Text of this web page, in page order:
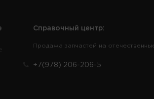
Справочный центр:
Продажа запчастей на
+7(978) 206-206-5